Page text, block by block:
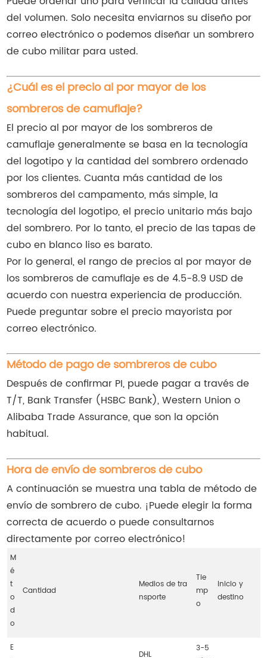
del volumen. Solo necesita enviarnos su diseño por
correo electrónico o podemos diseñar un sombrero
de cubo militar para usted.
¿Cuál es el precio al por mayor de los
sombreros de camuflaje?
El precio al por mayor de los sombreros de
camuflaje generalmente se basa en la tecnología
del logotipo y la cantidad del sombrero ordenado
por los clientes. Cuanta más cantidad de los
sombreros del campamento, más simple, la
tecnología del logotipo, el precio unitario más bajo
del sombrero. Por lo tanto, el precio de las tapas de
cubo en blanco liso es barato.
Por lo general, el rango de precios al por mayor de
los sombreros de camuflaje es de 4.5-8.9 USD de
acuerdo con nuestra experiencia de producción.
Puede preguntar sobre el precio mayorista por
correo electrónico.
Método de pago de sombreros de cubo
Después de confirmar PI, puede pagar a través de
T/T, Bank Transfer (HSBC Bank), Western Union o
Alibaba Trade Assurance, que son la opción
habitual.
Hora de envío de sombreros de cubo
A continuación se muestra una tabla de método de
envío de sombrero de cubo. ¡Puede elegir la forma
correcta de acuerdo o puede consultarnos
directamente por correo electrónico!
M
é
t
o
d
o
Cantidad
Medios de tra
nsporte
Tie
mp
o
Inicio y
destino
E
DHL
3-5